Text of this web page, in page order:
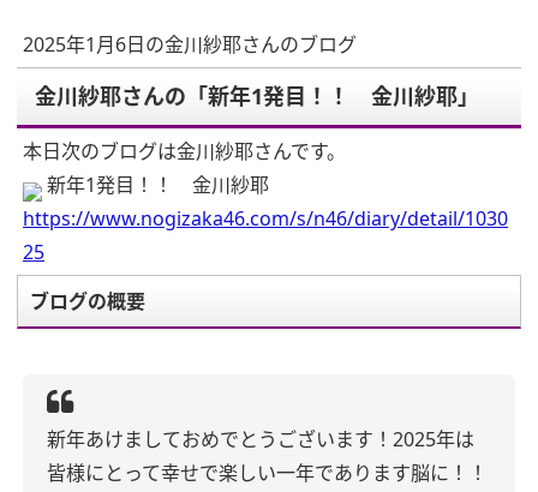
2025年1月6日の金川紗耶さんのブログ
金川紗耶さんの「新年1発目！！ 金川紗耶」
本日次のブログは金川紗耶さんです。
新年1発目！！ 金川紗耶
https://www.nogizaka46.com/s/n46/diary/detail/1030
25
ブログの概要
新年あけましておめでとうございます！ 2025年は
皆様にとって幸せで楽しい一年であります脳に！！